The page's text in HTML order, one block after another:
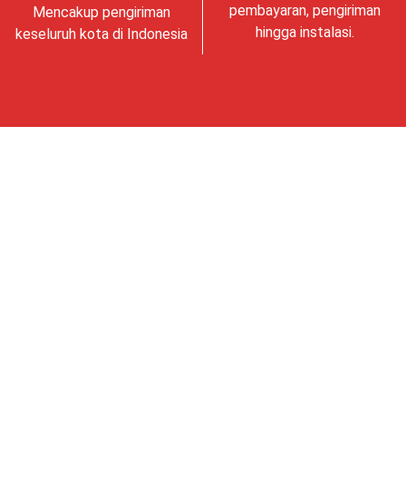
Mencakup pengiriman
keseluruh kota di Indonesia
pembayaran, pengiriman
hingga instalasi.